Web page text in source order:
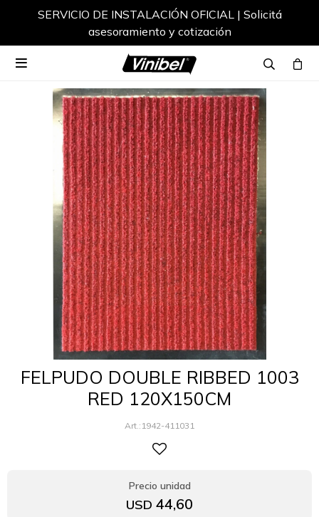
SERVICIO DE INSTALACIÓN OFICIAL | Solicitá
asesoramiento y cotización

FELPUDO DOUBLE RIBBED 1003
RED 120X150CM
1942-411031
USD 44,60